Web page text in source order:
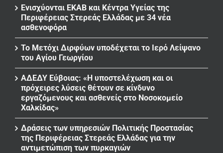
Ενισχύονται ΕΚΑΒ και Κέντρα Υγείας της
Περιφέρειας Στερεάς Ελλάδας με 34 νέα
ασθενοφόρα
Το Μετόχι Διρφύων υποδέχεται το Ιερό Λείψανο
του Αγίου Γεωργίου
ΑΔΕΔΥ Εύβοιας: «Η υποστελέχωση και οι
πρόχειρες λύσεις θέτουν σε κίνδυνο
εργαζόμενους και ασθενείς στο Νοσοκομείο
Χαλκίδας»
Δράσεις των υπηρεσιών Πολιτικής Προστασίας
της Περιφέρειας Στερεάς Ελλάδας για την
αντιμετώπιση των πυρκαγιών